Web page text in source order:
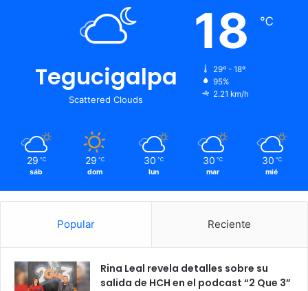
Tegucigalpa
Scattered Clouds
18 ℃
29º - 18º
95%
2.21 km/h
29 ℃
sáb
29 ℃
dom
30 ℃
lun
30 ℃
mar
30 ℃
mié
Popular Reciente
Rina Leal revela detalles sobre su
salida de HCH en el podcast “2 Que 3”